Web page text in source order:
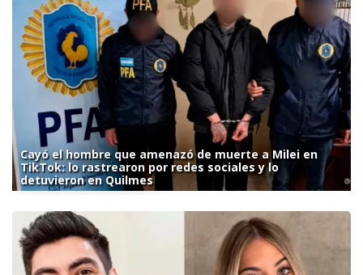
Cayó el hombre que amenazó de muerte a Milei en
TikTok: lo rastrearon por redes sociales y lo
detuvieron en Quilmes